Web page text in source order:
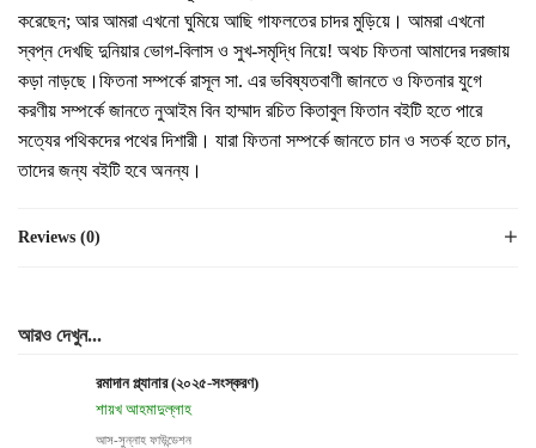
করেছেন; আর আমরা এখনো ঘুমিয়ে আছি গাফলতের চাদর মুড়িয়ে। আমরা এখনো
স্বপ্ন দেখছি দুনিয়ার ভোগ-বিলাস ও সুখ-সমৃদ্ধি নিয়ে! অথচ ফিতনা আমাদের দরজায়
কড়া নাড়ছে।ফিতনা সম্পর্কে রাসূল সা. এর ভবিষ্যতবাণী জানতে ও ফিতনার যুগে
করণীয় সম্পর্কে জানতে নুআইম বিন হাম্মাদ রচিত কিতাবুল ফিতান বইটি হতে পারে
সত্যের পথিকদের পথের দিশারী। যারা ফিতনা সম্পর্কে জানতে চান ও সতর্ক হতে চান,
তাদের জন্য বইটি হবে অনন্য।
Reviews (0)
আরও দেখুন...
রমাদান প্ল্যানার (২০২৫-সংস্করণ)
শায়খ আহমাদুল্লাহ
আস-সুন্নাহ ফাউন্ডেশন